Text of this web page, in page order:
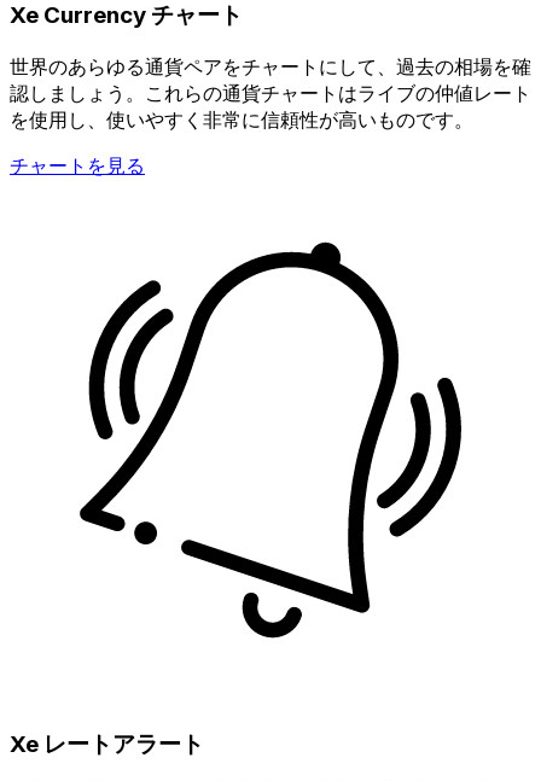
Xe Currency チャート
世界のあらゆる通貨ペアをチャートにして、過去の相場を確
認しましょう。これらの通貨チャートはライブの仲値レート
を使用し、使いやすく非常に信頼性が高いものです。
チャートを見る
Xe レートアラート